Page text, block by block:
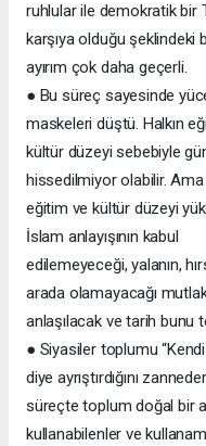
ruhlular ile demokratik bir
karşıya olduğu şeklindeki
ayırım çok daha geçerli.
● Bu süreç sayesinde
maskeleri düştü. Halkın
kültür düzeyi sebebiyle
hissedilmiyor olabilir.
eğitim ve kültür düzeyi
İslam anlayışının kabul
edilemeyeceği, yalanın,
arada olamayacağı
anlaşılacak ve tarih bunu
● Siyasiler toplumu
diye ayrıştırdığını
süreçte toplum doğal bir
kullanabilenler ve